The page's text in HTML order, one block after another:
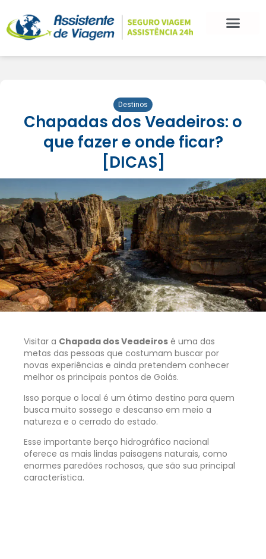
Destinos
Chapadas dos Veadeiros: o
que fazer e onde ficar?
[DICAS]
Visitar a Chapada dos Veadeiros é uma das
metas das pessoas que costumam buscar por
novas experiências e ainda pretendem conhecer
melhor os principais pontos de Goiás.
Isso porque o local é um ótimo destino para quem
busca muito sossego e descanso em meio a
natureza e o cerrado do estado.
Esse importante berço hidrográfico nacional
oferece as mais lindas paisagens naturais, como
enormes paredões rochosos, que são sua principal
característica.